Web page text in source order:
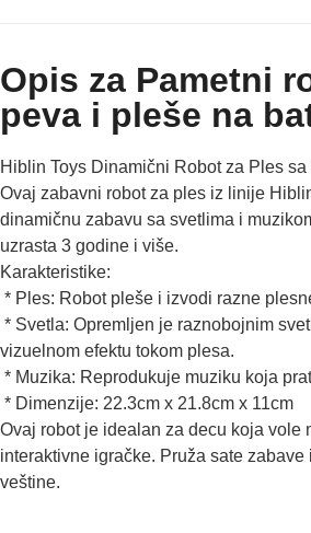
Opis za Pametni
peva i pleše na
Hiblin Toys Dinamični Robot za Ples
Ovaj zabavni robot za ples iz linije
dinamičnu zabavu sa svetlima i
uzrasta 3 godine i više.
Karakteristike:
* Ples: Robot pleše i izvodi razne
* Svetla: Opremljen je raznobojnim
vizuelnom efektu tokom plesa.
* Muzika: Reprodukuje muziku koja
* Dimenzije: 22.3cm x 21.8cm x 11cm
Ovaj robot je idealan za decu koja vole
interaktivne igračke. Pruža sate
veštine.